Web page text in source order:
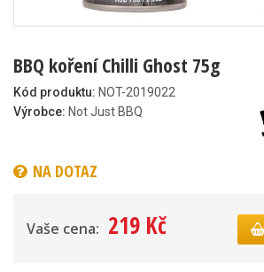
BBQ koření Chilli Ghost 75g
Kód produktu: NOT-2019022
Výrobce: Not Just BBQ
NA DOTAZ
Vaše cena: 219 Kč